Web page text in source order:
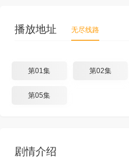
播放地址 无尽线路
第01集 第02集
第05集
剧情介绍